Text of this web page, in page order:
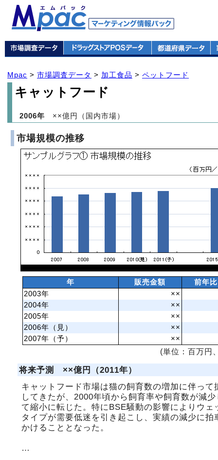
Mpac > 市場調査データ > 加工食品 > ペットフード
キャットフード
2006年 ××億円（国内市場）
市場規模の推移
年 販売金額
前年比
2003年
××
2004年
××
2005年
××
2006年（見）
××
2007年（予）
××
(単位：百万円
将来予測 ××億円（2011年）
キャットフード市場は猫の飼育数の増加に伴って
してきたが、2000年頃から飼育率や飼育数が減少
て縮小に転じた。特にBSE騒動の影響によりウェ
タイプが需要低迷を引き起こし、実績の減少に拍
かけることとなった。
…